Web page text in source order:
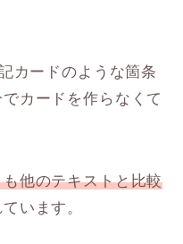
カードのような箇条
カードを作らなくて
他のテキストと比較
います。